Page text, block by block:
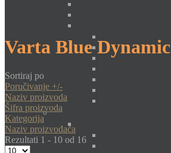
Varta Blue Dynamic
Sortiraj po
Poručivanje +/-
Naziv proizvoda
Šifra proizvoda
Kategorija
Naziv proizvođača
Rezultati 1 - 10 od 16